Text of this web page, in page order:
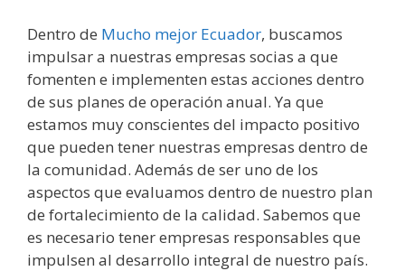
Dentro de Mucho mejor Ecuador, buscamos
impulsar a nuestras empresas socias a que
fomenten e implementen estas acciones dentro
de sus planes de operación anual. Ya que
estamos muy conscientes del impacto positivo
que pueden tener nuestras empresas dentro de
la comunidad. Además de ser uno de los
aspectos que evaluamos dentro de nuestro plan
de fortalecimiento de la calidad. Sabemos que
es necesario tener empresas responsables que
impulsen al desarrollo integral de nuestro país.